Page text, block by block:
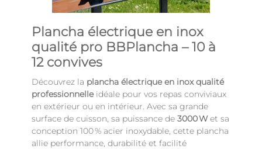
Plancha électrique en inox
qualité pro BBPlancha – 10 à
12 convives
Découvrez la plancha électrique en inox qualité
professionnelleidéale pour vos repas conviviaux
en extérieur ou en intérieur. Avec sa grande
surface de cuisson, sa puissance de 3000 Wet sa
conception 100 % acier inoxydable, cette plancha
allie performance, durabilité et facilité